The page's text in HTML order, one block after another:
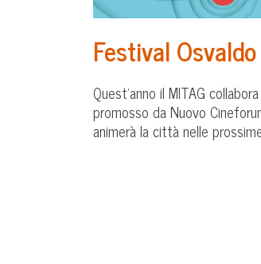
Festival Osvaldo
Quest’anno il MITAG
promosso da Nuovo
animerà la città nelle